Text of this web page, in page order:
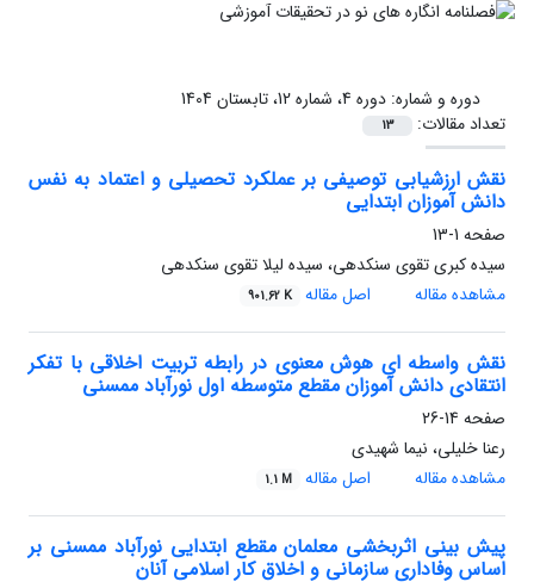
دوره و شماره:دوره 4، شماره 12، تابستان 1404
تعداد مقالات:
13
نقش ارزشیابی توصیفی بر عملکرد تحصیلی و اعتماد به نفس
دانش آموزان ابتدایی
صفحه 1-13
سیده کبری تقوی سنکدهی، سیده لیلا تقوی سنکدهی
مشاهده مقاله
اصل مقاله 901.62 K
نقش واسطه ای هوش معنوی در رابطه تربیت اخلاقی با تفکر
انتقادی دانش آموزان مقطع متوسطه اول نورآباد ممسنی
صفحه 14-26
رعنا خلیلی، نیما شهیدی
مشاهده مقاله
اصل مقاله 1.1 M
پیش بینی اثربخشی معلمان مقطع ابتدایی نورآباد ممسنی بر
اساس وفاداری سازمانی و اخلاق کار اسلامی آنان